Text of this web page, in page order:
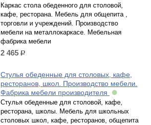
Каркас стола обеденного для столовой,
кафе, ресторана. Мебель для общепита ,
торговли и учреждений. Производство
мебели на металлокаркасе. Мебельная
фабрика мебели
2 465 р.
Стулья обеденные для столовых, кафе,
ресторанов, школ. Производство мебели.
Фабрика мебели производителя
Стулья обеденные для столовой, кафе,
ресторана, школы. Мебель для школьных
столовых школ, кафе, ресторанов, общепита